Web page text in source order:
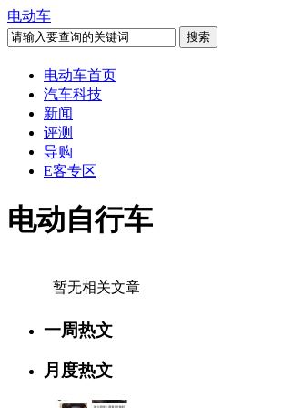
电动车
电动车首页
汽车科技
新闻
评测
导购
E客专区
电动自行车
暂无相关文章
一周热文
月度热文